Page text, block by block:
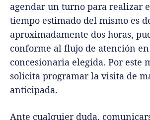
agendar un turno para realizar
tiempo estimado del mismo es
aproximadamente dos horas,
conforme al flujo de atención
concesionaria elegida. Por este
solicita programar la visita de
anticipada.
Ante cualquier duda,